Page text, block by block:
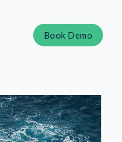
Book Demo